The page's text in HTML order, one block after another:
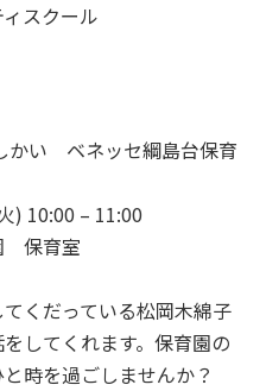
スクール
かい ベネッセ綱島台保育
) 10:00 – 11:00
保育室
くだっている松岡木綿子
してくれます。保育園の
時を過ごしませんか？